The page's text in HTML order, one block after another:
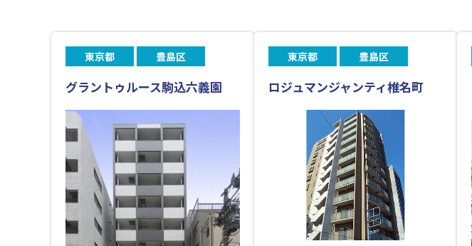
東京都 豊島区
グラントゥルース駒込六義園
東京都 豊島区
ロジュマンジャンティ椎名町